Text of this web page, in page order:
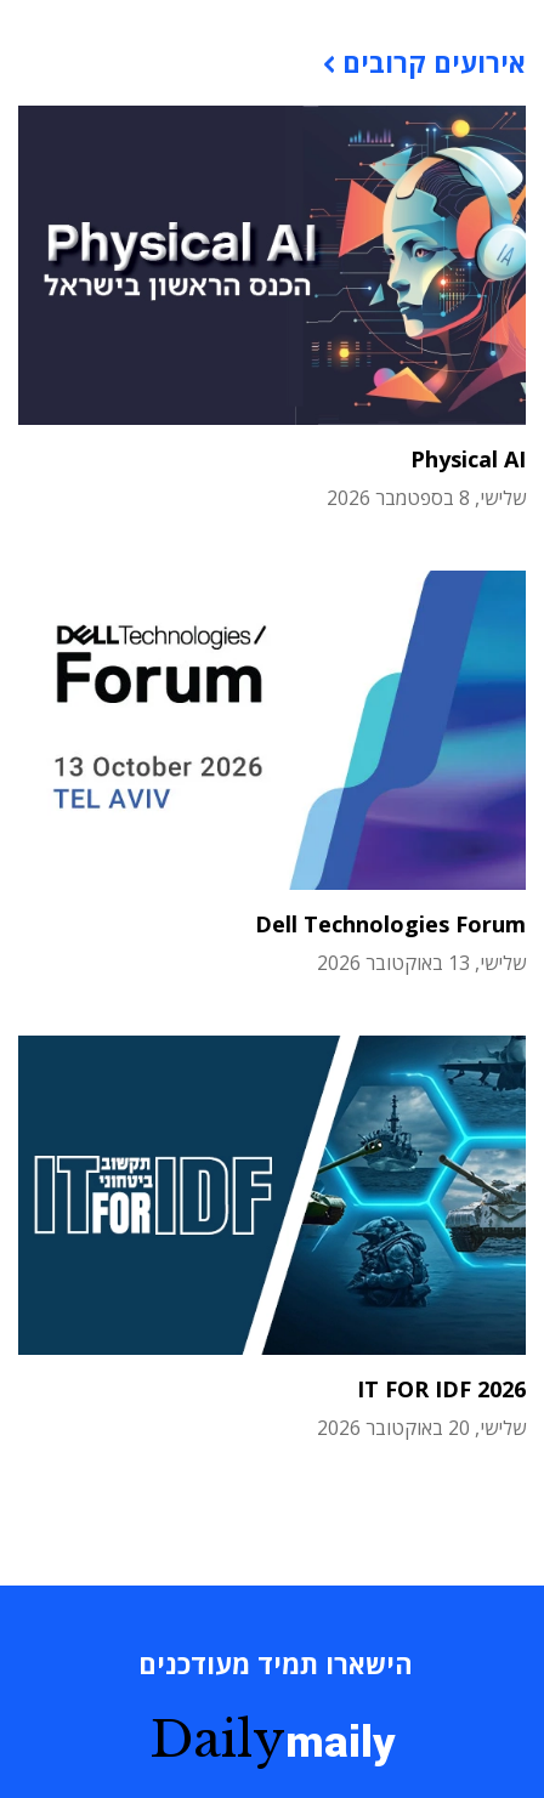
אירועים קרובים
Physical AI
שלישי, 8 בספטמבר 2026
Dell Technologies Forum
שלישי, 13 באוקטובר 2026
IT FOR IDF 2026
שלישי, 20 באוקטובר 2026
הישארו תמיד מעודכנים
Dailymaily